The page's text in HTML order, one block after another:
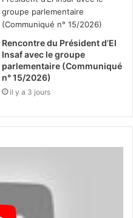
Rencontre du Président d’El
Insaf avec le groupe
parlementaire (Communiqué
n° 15/2026)
il y a 3 jours